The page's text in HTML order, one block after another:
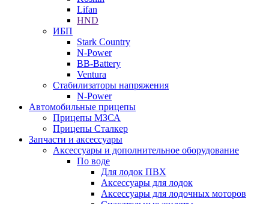
Lifan
HND
ИБП
Stark Country
N-Power
BB-Battery
Ventura
Стабилизаторы напряжения
N-Power
Автомобильные прицепы
Прицепы МЗСА
Прицепы Сталкер
Запчасти и аксессуары
Аксессуары и дополнительное оборудование
По воде
Для лодок ПВХ
Аксессуары для лодок
Аксессуары для лодочных моторов